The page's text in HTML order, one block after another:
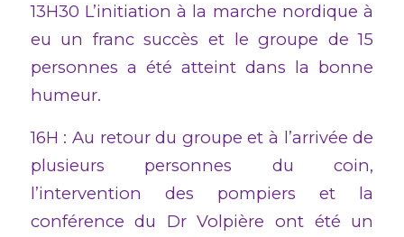
13H30 L’initiation à la marche nordique à
eu un franc succès et le groupe de 15
personnes a été atteint dans la bonne
humeur.
16H : Au retour du groupe et à l’arrivée de
plusieurs personnes du coin,
l’intervention des pompiers et la
conférence du Dr Volpière ont été un